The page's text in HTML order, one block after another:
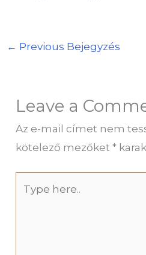
← Previous Bejegyzés
Leave a
Az e-mail címet nem
kötelező mezőket*